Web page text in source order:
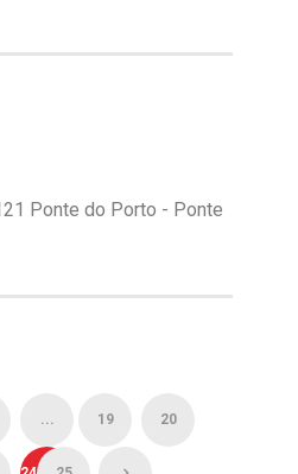
Ponte do Porto - Ponte
... 19 20